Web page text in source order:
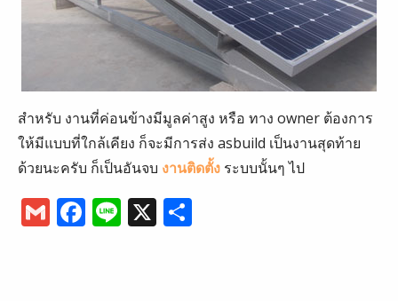
สำหรับ งานที่ค่อนข้างมีมูลค่าสูง หรือ ทาง owner ต้องการ
ให้มีแบบที่ใกล้เคียง ก็จะมีการส่ง asbuild เป็นงานสุดท้าย
ด้วยนะครับ ก็เป็นอันจบ งานติดตั้ง ระบบนั้นๆ ไป
G
m
F
a
Li
n
X